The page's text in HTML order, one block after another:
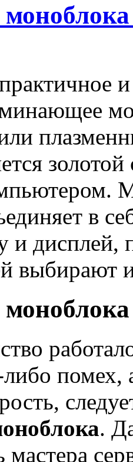
в
и дисплей,
выбирают
помех,
.
мастера